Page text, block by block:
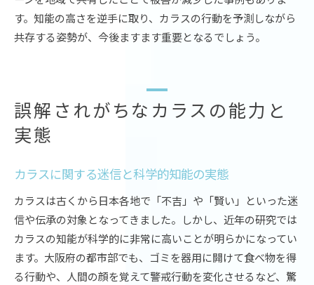
す。知能の高さを逆手に取り、カラスの行動を予測しながら
共存する姿勢が、今後ますます重要となるでしょう。
誤解されがちなカラスの能力と
実態
カラスに関する迷信と科学的知能の実態
カラスは古くから日本各地で「不吉」や「賢い」といった迷
信や伝承の対象となってきました。しかし、近年の研究では
カラスの知能が科学的に非常に高いことが明らかになってい
ます。大阪府の都市部でも、ゴミを器用に開けて食べ物を得
る行動や、人間の顔を覚えて警戒行動を変化させるなど、驚